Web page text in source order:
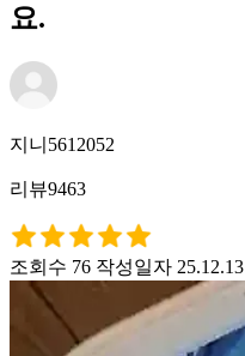
요.
지니5612052
리뷰9463
조회수 76 작성일자 25.12.13